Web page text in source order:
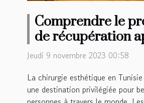
Comprendre le
de récupération
chirurgie
Jeudi 9 novembre 2023 00:58
La chirurgie esthétique en
une destination privilégiée pour